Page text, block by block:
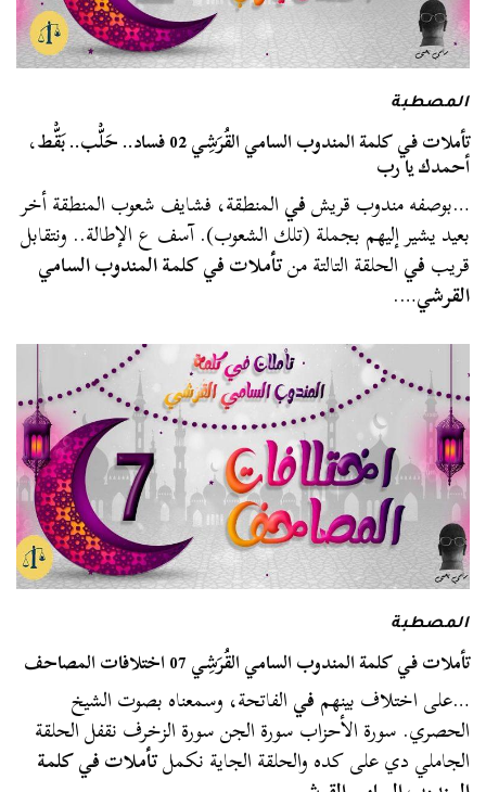
المصطبة
تأملات في كلمة المندوب السامي القُرَشِي 02 فساد.. حَلّْب.. بَقّْط،
أحمدك يا رب
…بوصفه مندوب قريشفيالمنطقة، فشايف شعوب المنطقة أخر
بعيد يشير إليهم بجملة (تلك الشعوب). آسف ع الإطالة.. ونتقابل
قريبفيالحلقة التالتة منتأملات في كلمة المندوب السامي
القرشي….
المصطبة
تأملات في كلمة المندوب السامي القُرَشِي 07 اختلافات المصاحف
…على اختلاف بينهمفيالفاتحة، وسمعناه بصوت الشيخ
الحصري. سورة الأحزاب سورة الجن سورة الزخرف نقفل الحلقة
الجاملي دي على كده والحلقة الجاية نكملتأملات في كلمة